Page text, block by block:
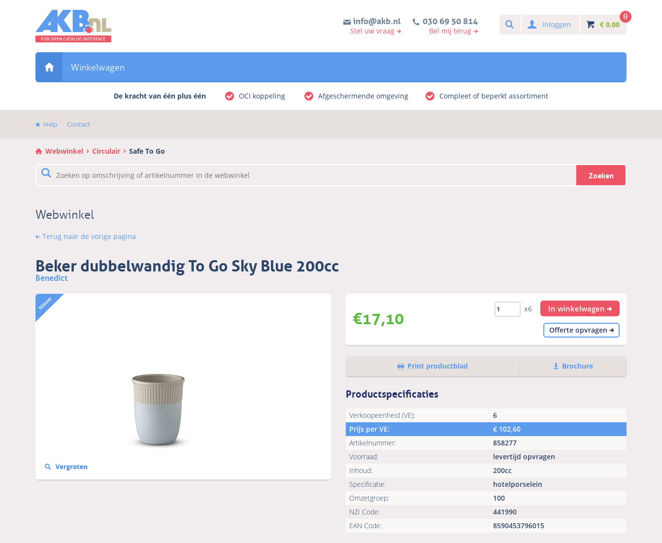
Direct
het
hoofdmenu
info@akb.nl
Stel uw vraag
030 69 50 814
Bel mij terug
SearchInloggen € 0,00
0
Winkelwagen
De kracht van één plus één OCI koppeling Afgeschermende omgeving Compleet of beperkt assortiment
Help Contact
Webwinkel Circulair Safe To Go
Zoeken
Webwinkel
Terug naar de vorige pagina
Beker dubbelwandig To Go Sky Blue 200cc
Benedict
€17,10 x6 In winkelwagen
Offerte opvragen
Print productblad Brochure
Productspecificaties
Verkoopeenheid (VE):
6
Prijs per VE:
€ 102,60
Artikelnummer:
858277
Voorraad:
levertijd opvragen
Inhoud:
200cc
Specificatie:
hotelporselein
Omzetgroep:
100
NZI Code:
441990
EAN Code:
8590453796015